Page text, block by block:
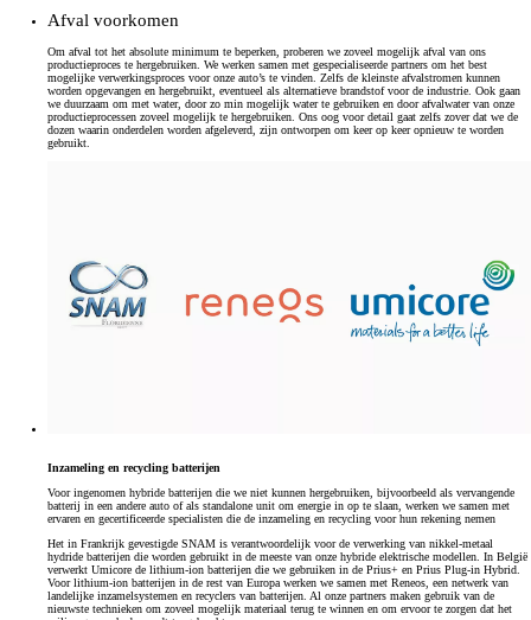
Afval voorkomen
Om afval tot het absolute minimum te beperken, proberen we zoveel mogelijk afval van ons
productieproces te hergebruiken. We werken samen met gespecialiseerde partners om het best
mogelijke verwerkingsproces voor onze auto’s te vinden. Zelfs de kleinste afvalstromen kunnen
worden opgevangen en hergebruikt, eventueel als alternatieve brandstof voor de industrie. Ook gaan
we duurzaam om met water, door zo min mogelijk water te gebruiken en door afvalwater van onze
productieprocessen zoveel mogelijk te hergebruiken. Ons oog voor detail gaat zelfs zover dat we de
dozen waarin onderdelen worden afgeleverd, zijn ontworpen om keer op keer opnieuw te worden
gebruikt.
Inzameling en recycling batterijen
Voor ingenomen hybride batterijen die we niet kunnen hergebruiken, bijvoorbeeld als vervangende
batterij in een andere auto of als standalone unit om energie in op te slaan, werken we samen met
ervaren en gecertificeerde specialisten die de inzameling en recycling voor hun rekening nemen
Het in Frankrijk gevestigde SNAM is verantwoordelijk voor de verwerking van nikkel-metaal
hydride batterijen die worden gebruikt in de meeste van onze hybride elektrische modellen. In België
verwerkt Umicore de lithium-ion batterijen die we gebruiken in de Prius+ en Prius Plug-in Hybrid.
Voor lithium-ion batterijen in de rest van Europa werken we samen met Reneos, een netwerk van
landelijke inzamelsystemen en recyclers van batterijen. Al onze partners maken gebruik van de
nieuwste technieken om zoveel mogelijk materiaal terug te winnen en om ervoor te zorgen dat het